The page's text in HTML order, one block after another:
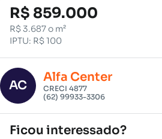
R$ 859.000
R$ 3.687 o m²
IPTU: R$ 100
AC
Alfa Center
CRECI 4877
(62) 99933-3306
Ficou interessado?